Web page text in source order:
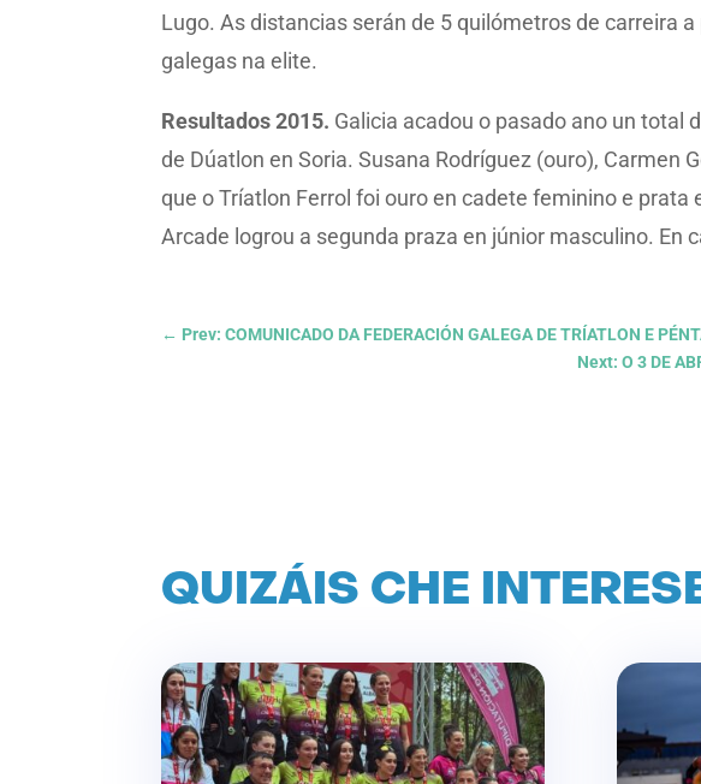
Lugo. As distancias serán de 5 quilómetros de carreira
galegas na elite.
Resultados 2015. Galicia acadou o pasado ano un total
de Dúatlon en Soria. Susana Rodríguez (ouro),
que o Tríatlon Ferrol foi ouro en cadete feminino e
Arcade logrou a segunda praza en júnior masculino.
← Prev: COMUNICADO DA FEDERACIÓN GALEGA DE TRÍATLON E
Next: O 3 DE
QUIZÁIS CHE